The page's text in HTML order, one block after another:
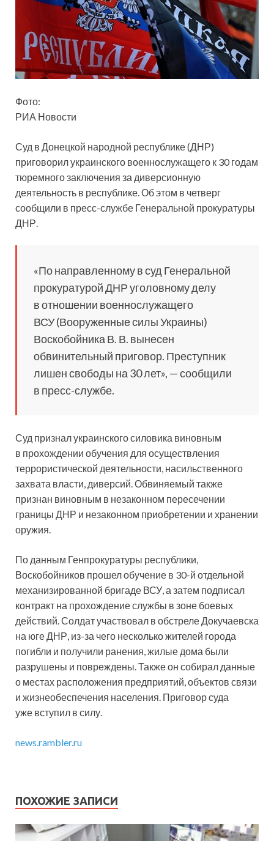
Фото:
РИА Новости
Суд в Донецкой народной республике (ДНР)
приговорил украинского военнослужащего к 30 годам
тюремного заключения за диверсионную
деятельность в республике. Об этом в четверг
сообщили в пресс-службе Генеральной прокуратуры
ДНР.
«По направленному в суд Генеральной
прокуратурой ДНР уголовному делу
в отношении военнослужащего
ВСУ (Вооруженные силы Украины)
Воскобойника В. В. вынесен
обвинительный приговор. Преступник
лишен свободы на 30 лет», — сообщили
в пресс-службе.
Суд признал украинского силовика виновным
в прохождении обучения для осуществления
террористической деятельности, насильственного
захвата власти, диверсий. Обвиняемый также
признан виновным в незаконном пересечении
границы ДНР и незаконном приобретении и хранении
оружия.
По данным Генпрокуратуры республики,
Воскобойников прошел обучение в 30-й отдельной
механизированной бригаде ВСУ, а затем подписал
контракт на прохождение службы в зоне боевых
действий. Солдат участвовал в обстреле Докучаевска
на юге ДНР, из-за чего несколько жителей города
погибли и получили ранения, жилые дома были
разрушены и повреждены. Также он собирал данные
о местах расположения предприятий, объектов связи
и жизнеобеспечения населения. Приговор суда
уже вступил в силу.
news.rambler.ru
ПОХОЖИЕ ЗАПИСИ